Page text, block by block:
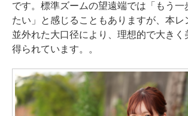
です。標準ズームの望遠端では「もう一
たい」と感じることもありますが、本レ
並外れた大口径により、理想的で大きく
得られています。。